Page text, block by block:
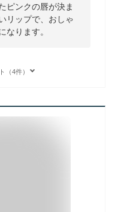
ピンクの唇が決ま
リップで、おしゃ
なります。
（4件）